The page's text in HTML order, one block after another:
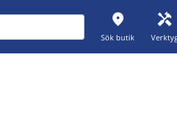
place
Sök butik
handyman